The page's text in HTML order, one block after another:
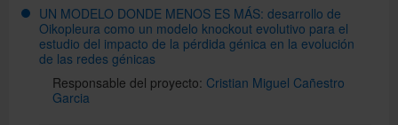
UN MODELO DONDE MENOS ES MÁS: desarrollo de
Oikopleura como un modelo knockout evolutivo para el
estudio del impacto de la pérdida génica en la evolución
de las redes génicas
Responsable del proyecto: Cristian Miguel Cañestro
Garcia